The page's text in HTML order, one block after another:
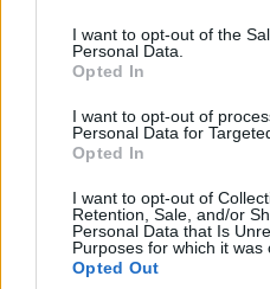
I want to opt-out of the
Personal Data.
Opted In
I want to opt-out of
Personal Data for
Opted In
I want to opt-out of
Retention, Sale, and/or
Personal Data that Is
Purposes for which it was
Opted Out
Sütibeállítások
Médiatér
Liget
Krónika
Bihari Napló